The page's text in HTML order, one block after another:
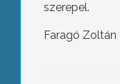
szerepel.
Faragó Zoltán